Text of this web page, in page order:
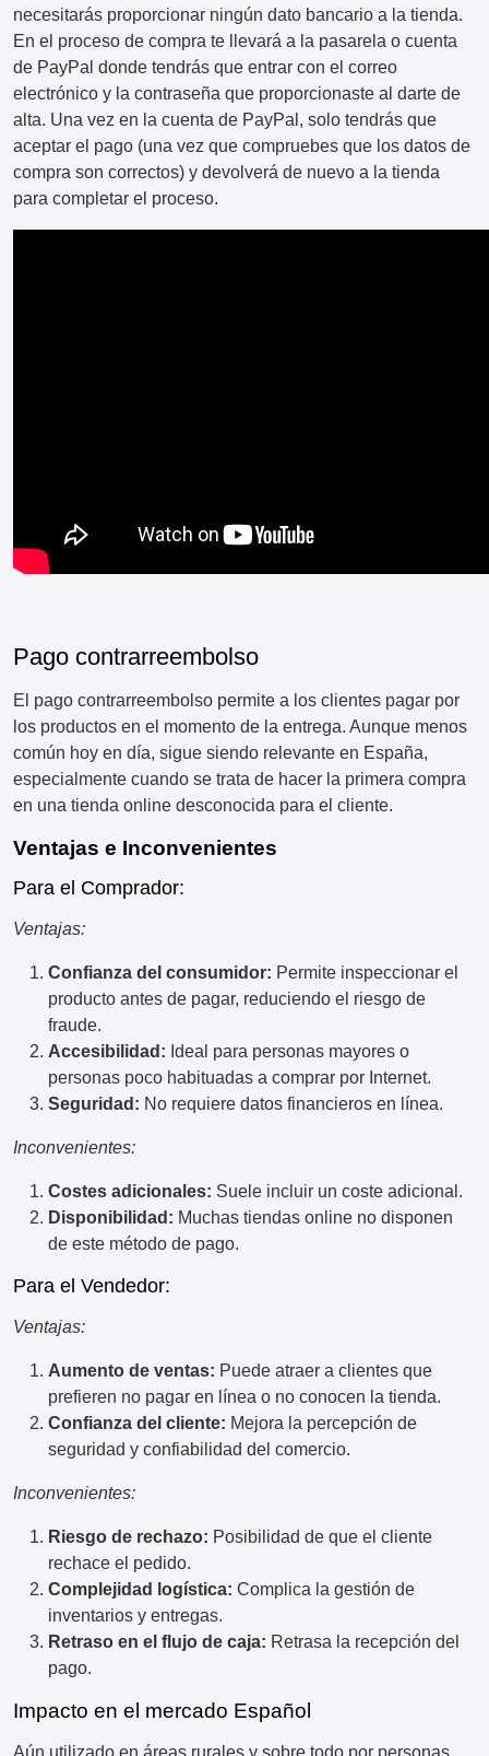
necesitarás proporcionar ningún dato bancario a la tienda.
En el proceso de compra te llevará a la pasarela o cuenta
de PayPal donde tendrás que entrar con el correo
electrónico y la contraseña que proporcionaste al darte de
alta. Una vez en la cuenta de PayPal, solo tendrás que
aceptar el pago (una vez que compruebes que los datos de
compra son correctos) y devolverá de nuevo a la tienda
para completar el proceso.
Pago contrarreembolso
El pago contrarreembolso permite a los clientes pagar por
los productos en el momento de la entrega. Aunque menos
común hoy en día, sigue siendo relevante en España,
especialmente cuando se trata de hacer la primera compra
en una tienda online desconocida para el cliente.
Ventajas e Inconvenientes
Para el Comprador:
Ventajas:
Confianza del consumidor: Permite inspeccionar el
producto antes de pagar, reduciendo el riesgo de
fraude.
Accesibilidad: Ideal para personas mayores o
personas poco habituadas a comprar por Internet.
Seguridad: No requiere datos financieros en línea.
Inconvenientes:
Costes adicionales: Suele incluir un coste adicional.
Disponibilidad: Muchas tiendas online no disponen
de este método de pago.
Para el Vendedor:
Ventajas:
Aumento de ventas: Puede atraer a clientes que
prefieren no pagar en línea o no conocen la tienda.
Confianza del cliente: Mejora la percepción de
seguridad y confiabilidad del comercio.
Inconvenientes:
Riesgo de rechazo: Posibilidad de que el cliente
rechace el pedido.
Complejidad logística: Complica la gestión de
inventarios y entregas.
Retraso en el flujo de caja: Retrasa la recepción del
pago.
Impacto en el mercado Español
Aún utilizado en áreas rurales y sobre todo por personas